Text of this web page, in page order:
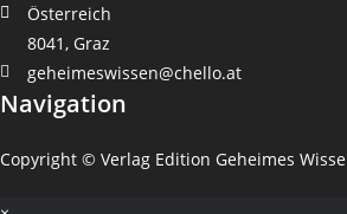
Österreich
8041, Graz
geheimeswissen@chello.at
Navigation
Copyright © Verlag Edition Geheimes